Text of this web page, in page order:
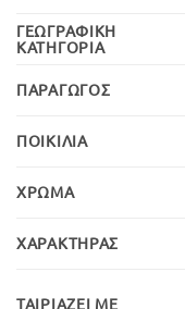
ΓΕΩΓΡΑΦΙΚΉ
ΚΑΤΗΓΟΡΊΑ
ΠΑΡΑΓΩΓΌΣ
ΠΟΙΚΙΛΊΑ
ΧΡΏΜΑ
ΧΑΡΑΚΤΉΡΑΣ
ΤΑΙΡΙΆΖΕΙ ΜΕ